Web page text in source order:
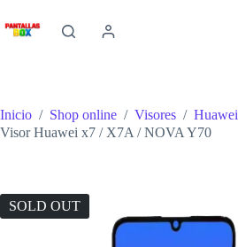
al
contenido
Inicio / Shop online / Visores / Huawei
Visor Huawei x7 / X7A / NOVA Y70
SOLD OUT